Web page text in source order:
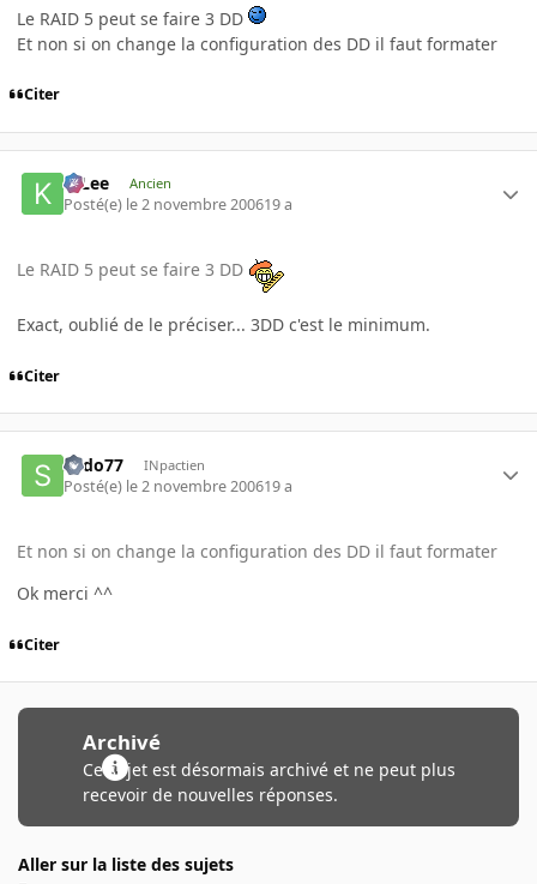
Le RAID 5 peut se faire 3 DD
Et non si on change la configuration des DD il faut formater
Citer
K-Lee Ancien
Posté(e) le 2 novembre 200619 a
Le RAID 5 peut se faire 3 DD
Exact, oublié de le préciser... 3DD c'est le minimum.
Citer
Sado77 INpactien
Posté(e) le 2 novembre 200619 a
Et non si on change la configuration des DD il faut formater
Ok merci ^^
Citer
Archivé
Ce sujet est désormais archivé et ne peut plus
recevoir de nouvelles réponses.
Aller sur la liste des sujets